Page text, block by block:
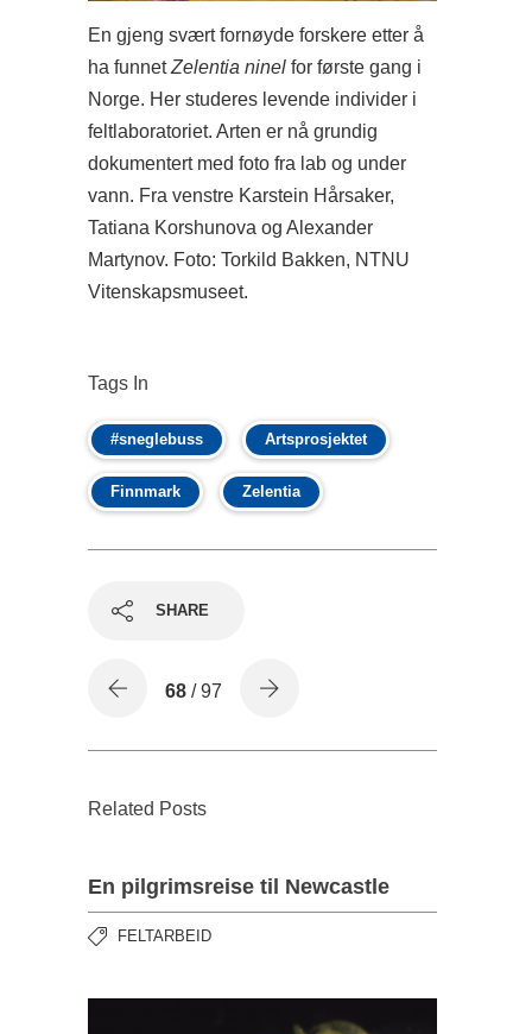
En gjeng svært fornøyde forskere etter å
ha funnetZelentia ninel for første gang i
Norge. Her studeres levende individer i
feltlaboratoriet. Arten er nå grundig
dokumentert med foto fra lab og under
vann. Fra venstre Karstein Hårsaker,
Tatiana Korshunova og Alexander
Martynov. Foto: Torkild Bakken, NTNU
Vitenskapsmuseet.
Tags In
#sneglebuss Artsprosjektet
Finnmark Zelentia
SHARE
68 / 97
Related Posts
En pilgrimsreise til Newcastle
FELTARBEID